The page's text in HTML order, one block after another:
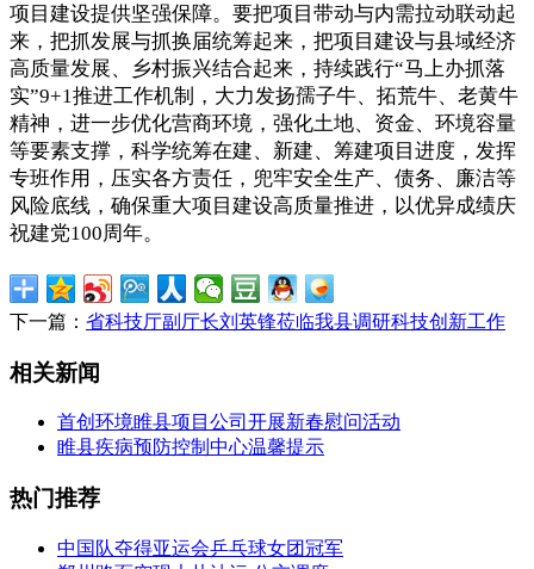
项目建设提供坚强保障。要把项目带动与内需拉动联动起
来，把抓发展与抓换届统筹起来，把项目建设与县域经济
高质量发展、乡村振兴结合起来，持续践行“马上办抓落
实”9+1推进工作机制，大力发扬孺子牛、拓荒牛、老黄牛
精神，进一步优化营商环境，强化土地、资金、环境容量
等要素支撑，科学统筹在建、新建、筹建项目进度，发挥
专班作用，压实各方责任，兜牢安全生产、债务、廉洁等
风险底线，确保重大项目建设高质量推进，以优异成绩庆
祝建党100周年。
下一篇： 省科技厅副厅长刘英锋莅临我县调研科技创新工作
相关新闻
首创环境睢县项目公司开展新春慰问活动
睢县疾病预防控制中心温馨提示
热门推荐
中国队夺得亚运会乒乓球女团冠军